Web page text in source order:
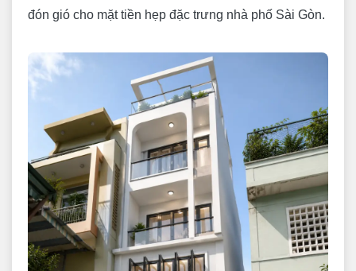
đón gió cho mặt tiền hẹp đặc trưng nhà phố Sài Gòn.